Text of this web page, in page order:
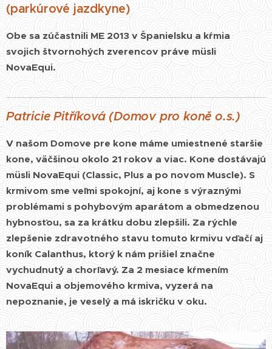
(parkúrové jazdkyne)
Obe sa zúčastnili ME 2013 v Španielsku a kŕmia
svojich štvornohých zverencov práve müsli
NovaEqui.
Patricie Pitříková (Domov pro koně o.s.)
V našom Domove pre kone máme umiestnené staršie
kone, väčšinou okolo 21 rokov a viac. Kone dostávajú
müsli NovaEqui (Classic, Plus a po novom Muscle). S
krmivom sme veľmi spokojní, aj kone s výraznými
problémami s pohybovým aparátom a obmedzenou
hybnosťou, sa za krátku dobu zlepšili. Za rýchle
zlepšenie zdravotného stavu tomuto krmivu vďačí aj
koník Calanthus, ktorý k nám prišiel značne
vychudnutý a chorľavý. Za 2 mesiace kŕmením
NovaEqui a objemového krmiva, vyzerá na
nepoznanie, je veselý a má iskričku v oku.